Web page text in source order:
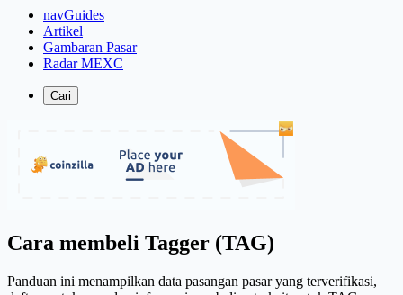
navGuides
Artikel
Gambaran Pasar
Radar MEXC
Cari
Cara membeli Tagger (TAG)
Panduan ini menampilkan data pasangan pasar yang terverifikasi,